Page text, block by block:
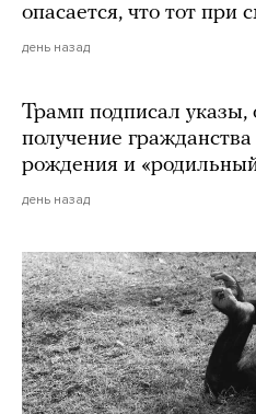
опасается, что тот при
день назад
Трамп подписал
получение
рождения и
день назад